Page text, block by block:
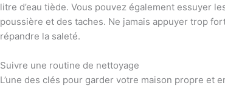
litre d’eau tiède. Vous pouvez également essuyer
poussière et des taches. Ne jamais appuyer trop
répandre la saleté.
Suivre une routine de nettoyage
L’une des clés pour garder votre maison propre et